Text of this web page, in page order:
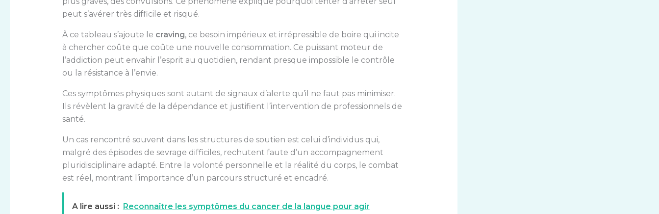
peut s’avérer très difficile et risqué.
À ce tableau s’ajoute le craving, ce besoin impérieux et irrépressible de boire qui incite
à chercher coûte que coûte une nouvelle consommation. Ce puissant moteur de
l’addiction peut envahir l’esprit au quotidien, rendant presque impossible le contrôle
ou la résistance à l’envie.
Ces symptômes physiques sont autant de signaux d’alerte qu’il ne faut pas minimiser.
Ils révèlent la gravité de la dépendance et justifient l’intervention de professionnels de
santé.
Un cas rencontré souvent dans les structures de soutien est celui d’individus qui,
malgré des épisodes de sevrage difficiles, rechutent faute d’un accompagnement
pluridisciplinaire adapté. Entre la volonté personnelle et la réalité du corps, le combat
est réel, montrant l’importance d’un parcours structuré et encadré.
A lire aussi : Reconnaître les symptômes du cancer de la langue pour agir